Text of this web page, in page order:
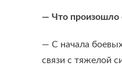
— Что произошло
— С начала
связи с тяжелой